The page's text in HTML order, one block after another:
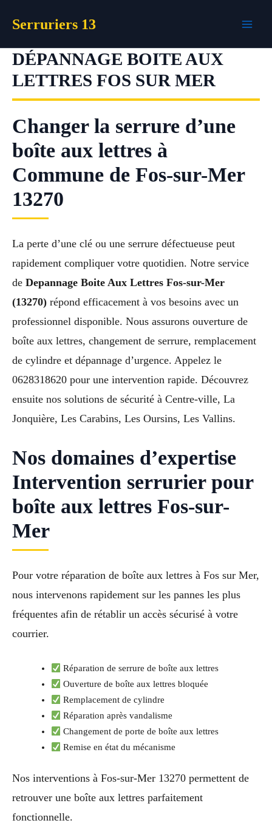
Serruriers 13
DÉPANNAGE BOITE AUX
LETTRES FOS SUR MER
Changer la serrure d’une
boîte aux lettres à
Commune de Fos-sur-Mer
13270
La perte d’une clé ou une serrure défectueuse peut
rapidement compliquer votre quotidien. Notre service
de Depannage Boite Aux Lettres Fos-sur-Mer
(13270) répond efficacement à vos besoins avec un
professionnel disponible. Nous assurons ouverture de
boîte aux lettres, changement de serrure, remplacement
de cylindre et dépannage d’urgence. Appelez le
0628318620 pour une intervention rapide. Découvrez
ensuite nos solutions de sécurité à Centre-ville, La
Jonquière, Les Carabins, Les Oursins, Les Vallins.
Nos domaines d’expertise
Intervention serrurier pour
boîte aux lettres Fos-sur-
Mer
Pour votre réparation de boîte aux lettres à Fos sur Mer,
nous intervenons rapidement sur les pannes les plus
fréquentes afin de rétablir un accès sécurisé à votre
courrier.
Réparation de serrure de boîte aux lettres
Ouverture de boîte aux lettres bloquée
Remplacement de cylindre
Réparation après vandalisme
Changement de porte de boîte aux lettres
Remise en état du mécanisme
Nos interventions à Fos-sur-Mer 13270 permettent de
retrouver une boîte aux lettres parfaitement
fonctionnelle.